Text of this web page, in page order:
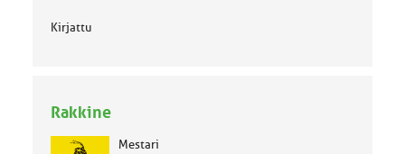
Kirjattu
Rakkine
Mestari